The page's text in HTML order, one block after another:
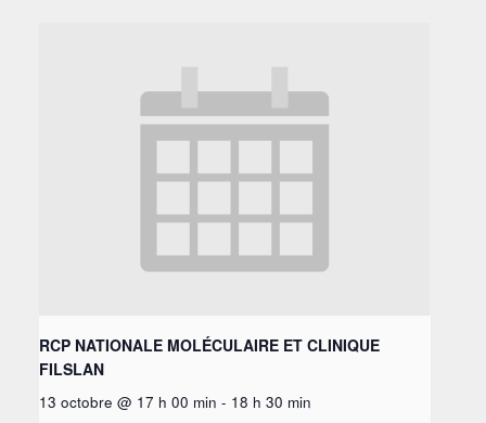
RCP NATIONALE MOLÉCULAIRE ET CLINIQUE
FILSLAN
13 octobre @ 17 h 00 min - 18 h 30 min